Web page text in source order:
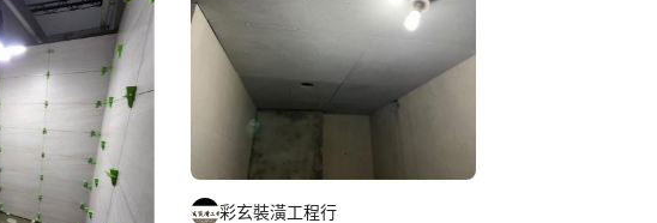
彩玄裝潢工程行